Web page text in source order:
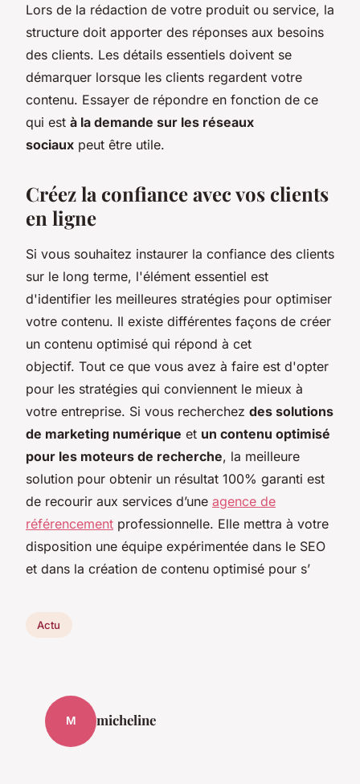
Lors de la rédaction de votre produit ou service, la
structure doit apporter des réponses aux besoins
des clients. Les détails essentiels doivent se
démarquer lorsque les clients regardent votre
contenu. Essayer de répondre en fonction de ce
qui est à la demande sur les réseaux
sociaux peut être utile.
Créez la confiance avec vos clients
en ligne
Si vous souhaitez instaurer la confiance des clients
sur le long terme, l'élément essentiel est
d'identifier les meilleures stratégies pour optimiser
votre contenu. Il existe différentes façons de créer
un contenu optimisé qui répond à cet
objectif. Tout ce que vous avez à faire est d'opter
pour les stratégies qui conviennent le mieux à
votre entreprise. Si vous recherchez des solutions
de marketing numérique et un contenu optimisé
pour les moteurs de recherche, la meilleure
solution pour obtenir un résultat 100% garanti est
de recourir aux services d’une agence de
référencement professionnelle. Elle mettra à votre
disposition une équipe expérimentée dans le SEO
et dans la création de contenu optimisé pour s’
Actu
M micheline